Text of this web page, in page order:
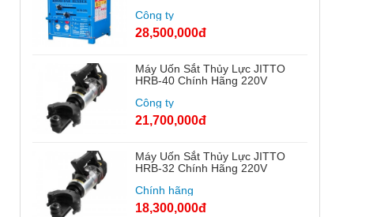
Công ty
28,500,000đ
Máy Uốn Sắt Thủy Lực JITTO
HRB-40 Chính Hãng 220V
Công ty
21,700,000đ
Máy Uốn Sắt Thủy Lực JITTO
HRB-32 Chính Hãng 220V
Chính hãng
18,300,000đ